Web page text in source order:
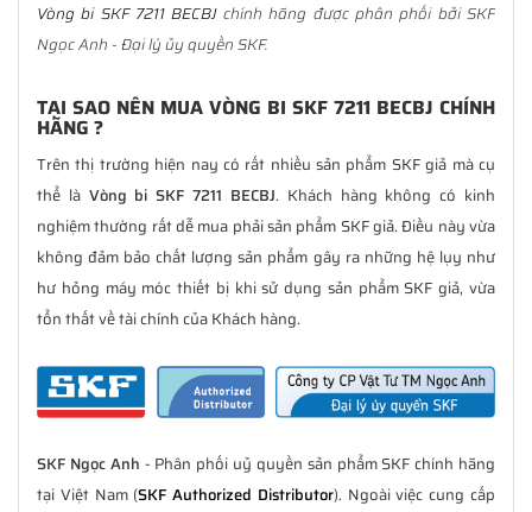
Vòng bi SKF 7211 BECBJchính hãng được phân phối bởi SKF
Ngọc Anh - Đại lý ủy quyền SKF.
TẠI SAO NÊN MUA VÒNG BI SKF 7211 BECBJ CHÍNH
HÃNG ?
Trên thị trường hiện nay có rất nhiều sản phẩm SKF giả mà cụ
thể là Vòng bi SKF 7211 BECBJ. Khách hàng không có kinh
nghiệm thường rất dễ mua phải sản phẩm SKF giả. Điều này vừa
không đảm bảo chất lượng sản phẩm gây ra những hệ lụy như
hư hỏng máy móc thiết bị khi sử dụng sản phẩm SKF giả, vừa
tổn thất về tài chính của Khách hàng.
SKF Ngọc Anh - Phân phối uỷ quyền sản phẩm SKF chính hãng
tại Việt Nam (SKF Authorized Distributor). Ngoài việc cung cấp